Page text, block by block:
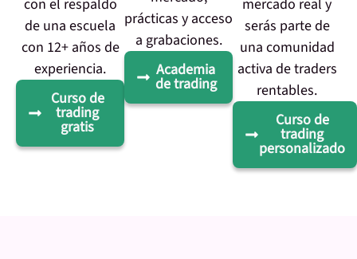
con el respaldo
de una escuela
con 12+ años de
experiencia.
Curso de
trading
gratis
prácticas y acceso
a grabaciones.
Academia
de trading
mercado real y
serás parte de
una comunidad
activa de traders
rentables.
Curso de
trading
personalizado